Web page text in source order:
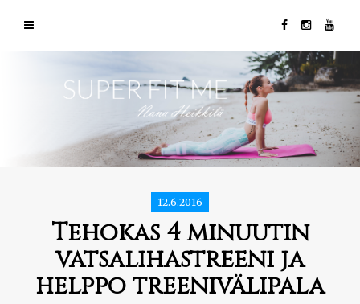
12.6.2016
Tehokas 4 minuutin
vatsalihastreeni ja
helppo treenivälipala